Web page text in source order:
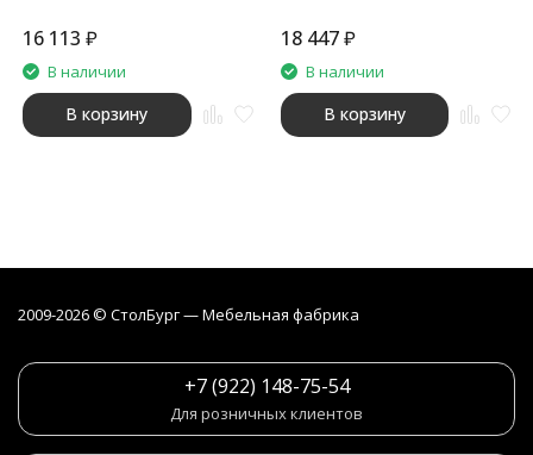
16 113 ₽
В наличии
В корзину
18 447 ₽
В наличии
В корзину
2009-2026 © СтолБург — Мебeльная фабрика
+7 (922) 148-75-54
Для розничных клиентов